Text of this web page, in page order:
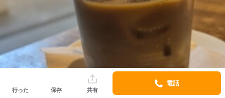
行った 保存 共有
電話